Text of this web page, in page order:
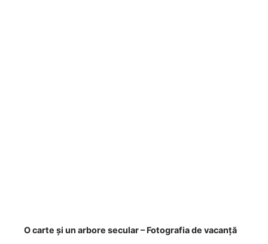
O carte și un arbore secular – Fotografia de vacanță